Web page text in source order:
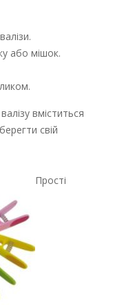
або мішок.
вміститься
свій
Прості